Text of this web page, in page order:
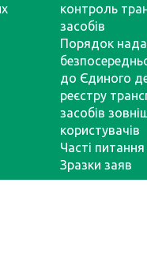
контроль
засобів
Порядок
до Єдиного
реєстру
засобів
користувачів
Часті питання
Зразки заяв